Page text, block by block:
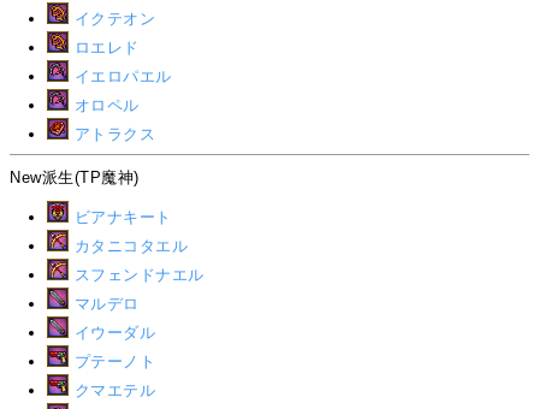
イクテオン
ロエレド
イエロパエル
オロペル
アトラクス
New派生(TP魔神)
ビアナキート
カタニコタエル
スフェンドナエル
マルデロ
イウーダル
プテーノト
クマエテル